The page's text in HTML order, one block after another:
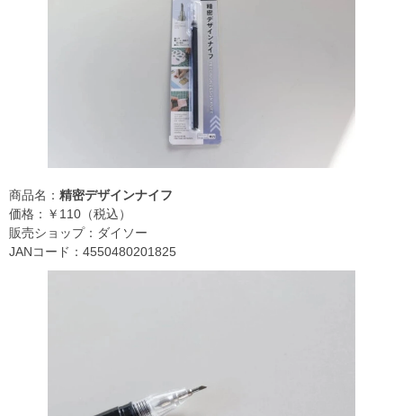
商品名： 精密デザインナイフ
価格：￥110（税込）
販売ショップ：ダイソー
JANコード：4550480201825